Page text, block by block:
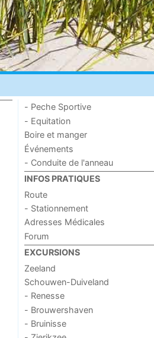
- Peche Sportive
- Equitation
Boire et manger
Événements
- Conduite de l'anneau
INFOS PRATIQUES
Route
- Stationnement
Adresses Médicales
Forum
EXCURSIONS
Zeeland
Schouwen-Duiveland
- Renesse
- Brouwershaven
- Bruinisse